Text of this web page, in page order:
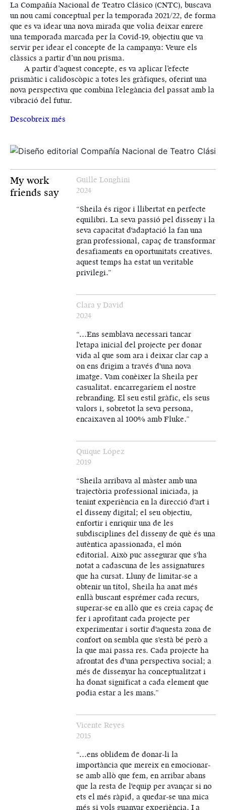
La Compañía Nacional de Teatro Clásico (CNTC), buscava
un nou camí conceptual per la temporada 2021/22, de forma
que es va idear una nova mirada que volia deixar enrere
una temporada marcada per la Covid-19, objectiu que va
servir per idear el concepte de la campanya: Veure els
clàssics a partir d’un nou prisma.
A partir d’aquest concepte, es va aplicar l’efecte
prismàtic i calidoscòpic a totes les gràfiques, oferint una
nova perspectiva que combina l’elegància del passat amb la
vibració del futur.
Descobreix més
My work
friends say
Guille Longhini
2024
“Sheila és rigor i llibertat en perfecte
equilibri. La seva passió pel disseny i la
seva capacitat d'adaptació la fan una
gran professional, capaç de transformar
desafiaments en oportunitats creatives.
aquest temps ha estat un veritable
privilegi.”
Clara y David
2024
“…Ens semblava necessari tancar
l'etapa inicial del projecte per donar
vida al que som ara i deixar clar cap a
on ens drigim a través d'una nova
imatge. Vam conèixer la Sheila per
casualitat. encarregaríem el nostre
rebranding. El seu estil gràfic, els seus
valors i, sobretot la seva persona,
encaixaven al 100% amb Fluke.”
Quique López
2019
“Sheila arribava al màster amb una
trajectòria professional iniciada, ja
tenint experiència en la direcció d'art i
el disseny digital; el seu objectiu,
enfortir i enriquir una de les
subdisciplines del disseny de què és una
autèntica apassionada, el món
editorial. Això puc assegurar que s'ha
notat a cadascuna de les assignatures
que ha cursat. Lluny de limitar-se a
obtenir un títol, Sheila ha anat més
enllà buscant esprémer cada recurs,
superar-se en allò que es creia capaç de
fer i aprofitant cada projecte per
experimentar i sortir d'aquesta zona de
confort on sembla que s'està bé però a
la que mai passa res. Cada projecte ha
afrontat des d'una perspectiva social; a
més de dissenyar ha conceptualitzat i
ha donat significat a cada element que
podia estar a les mans.”
Vicente Reyes
2015
“…ens oblidem de donar-li la
importància que mereix en emocionar-
se amb allò que fem, en arribar abans
que la resta de l'equip per avançar si no
ets el més ràpid, a quedar-se una mica
més si vols guanyar experiència. I a